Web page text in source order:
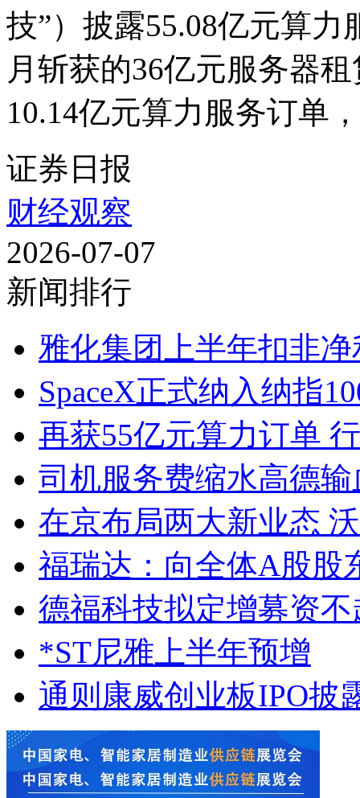
技”）披露55.08亿元算
月斩获的36亿元服务器
10.14亿元算力服务订单
证券日报
财经观察
2026-07-07
新闻排行
雅化集团上半年扣非
SpaceX正式纳入纳指
再获55亿元算力订单
司机服务费缩水高德
在京布局两大新业态
福瑞达：向全体A股股
德福科技拟定增募资
*ST尼雅上半年预增
通则康威创业板IPO披